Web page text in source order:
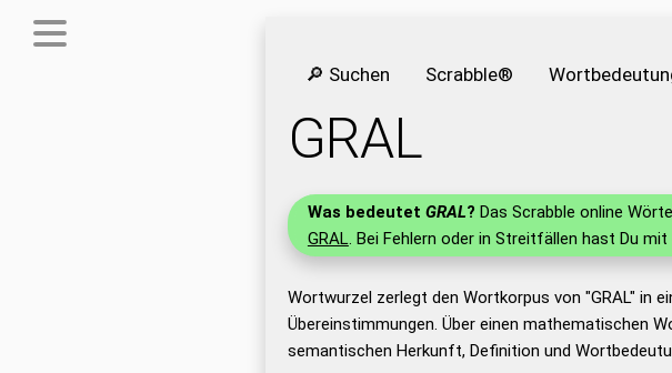
🔎 Suchen Scrabble®
GRAL
Was bedeutet GRAL? Das Scrabble online
GRAL. Bei Fehlern oder in Streitfällen hast Du mit
Wortwurzel zerlegt den Wortkorpus von "GRAL" in
Übereinstimmungen. Über einen mathematischen
semantischen Herkunft, Definition und